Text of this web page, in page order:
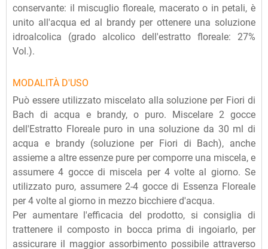
conservante: il miscuglio floreale, macerato o in petali, è
unito all'acqua ed al brandy per ottenere una soluzione
idroalcolica (grado alcolico dell'estratto floreale: 27%
Vol.).
MODALITÀ D'USO
Può essere utilizzato miscelato alla soluzione per Fiori di
Bach di acqua e brandy, o puro. Miscelare 2 gocce
dell'Estratto Floreale puro in una soluzione da 30 ml di
acqua e brandy (soluzione per Fiori di Bach), anche
assieme a altre essenze pure per comporre una miscela, e
assumere 4 gocce di miscela per 4 volte al giorno. Se
utilizzato puro, assumere 2-4 gocce di Essenza Floreale
per 4 volte al giorno in mezzo bicchiere d'acqua.
Per aumentare l'efficacia del prodotto, si consiglia di
trattenere il composto in bocca prima di ingoiarlo, per
assicurare il maggior assorbimento possibile attraverso